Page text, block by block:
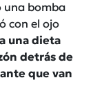
una bomba
con el ojo
una dieta
detrás de
que van